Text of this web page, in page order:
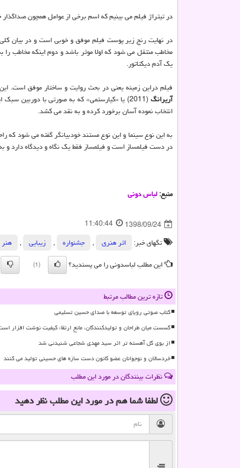
در تیتراژ فیلم می بینیم كه اسم برخی از عوامل همچون
در نهایت رنج زیر پوست فیلم موفق و خوبی است و در بیان
مخاطب منتقل می شود كه اولا موثر باشد و دوم اینكه مخاطب را
یك آدم دیكتاتور.
فیلم دراین زمینه یعنی در بحث روایت و ساختار موفق است.
آریرانگ
(2011) یا «كیارستمی» كه به صورتی با دوربین
انتخاب نموده آسان برخورد كرده و به نقد می كشد.
به این نوع سینما و این نوع مستند خودبیانگر گفته می شود
در دست فیلمساز است و فیلمساز فقط یك نگاه و دیدگاه دارد و
منبع:لباس دونی
1398/09/24
11:40:44
تگهای خبر:
اثر هنری , جشنواره , زیبایی ,
هنر
این مطلب لباسدونی را می پسندید؟
(1)
تازه ترین مطالب مرتبط
کتاب صوتی رویای توسعه با صدای حسین تسلیمی
گسست میان طراحان و تولیدکنندگان، مانع ارتقاء کیفیت نوشت افزار
از بوی گل آهسته تر اثر سید مهدی شجاعی شنیدنی شد
خردسالان و نوجوانان عضو کانون دست سازه های حسینی تولید می کنند
نظرات بینندگان در مورد این مطلب
لطفا شما همدر مورد این مطلبنظر دهید